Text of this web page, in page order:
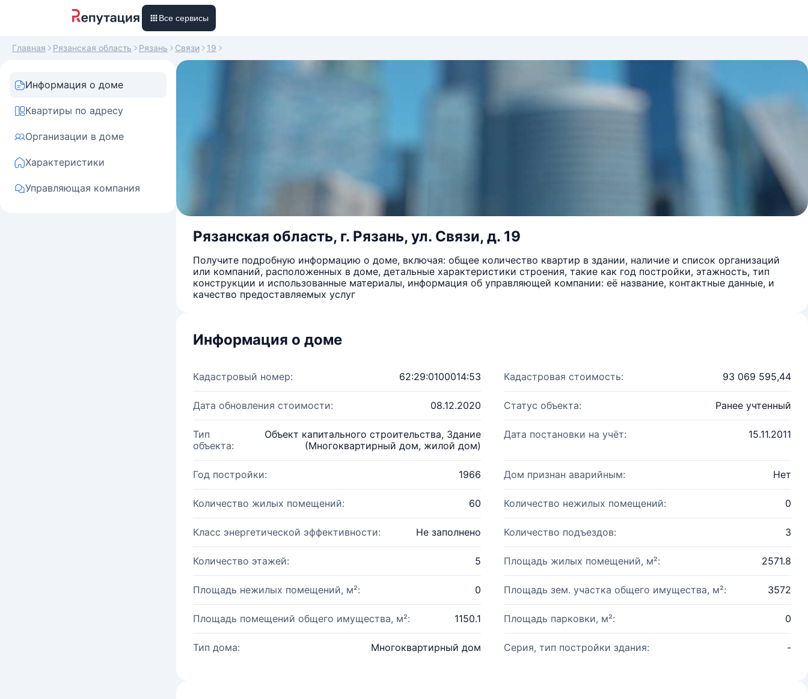
Все сервисы
Главная Рязанская область Рязань Связи 19
Информация о доме
Квартиры по адресу
Организации в доме
Характеристики
Управляющая компания
Рязанская область, г. Рязань, ул. Связи, д. 19
Получите подробную информацию о доме, включая: общее количество квартир в здании, наличие и список организаций
или компаний, расположенных в доме, детальные характеристики строения, такие как год постройки, этажность, тип
конструкции и использованные материалы, информация об управляющей компании: её название, контактные данные, и
качество предоставляемых услуг
Информация о доме
Кадастровый номер: 62:29:0100014:53 Кадастровая стоимость: 93 069 595,44
Дата обновления стоимости: 08.12.2020 Статус объекта: Ранее учтенный
Тип
объекта:
Объект капитального строительства, Здание
(Многоквартирный дом, жилой дом)
Дата постановки на учёт: 15.11.2011
Год постройки: 1966 Дом признан аварийным: Нет
Количество жилых помещений: 60 Количество нежилых помещений: 0
Класс энергетической эффективности: Не заполнено Количество подъездов: 3
Количество этажей: 5 Площадь жилых помещений, м²: 2571.8
Площадь нежилых помещений, м²: 0 Площадь зем. участка общего имущества, м²: 3572
Площадь помещений общего имущества, м²: 1150.1 Площадь парковки, м²: 0
Тип дома: Многоквартирный дом Серия, тип постройки здания: -